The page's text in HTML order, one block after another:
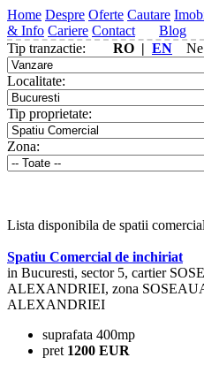
Home Despre Oferte Cautare
& Info Cariere Contact
Blog
RO | EN
Tip tranzactie:
Localitate:
Tip proprietate:
Zona:
Lista disponibila de spatii
Spatiu Comercial de inchiriat
in Bucuresti, sector 5, cartier
ALEXANDRIEI, zona
ALEXANDRIEI
suprafata 400mp
pret 1200 EUR